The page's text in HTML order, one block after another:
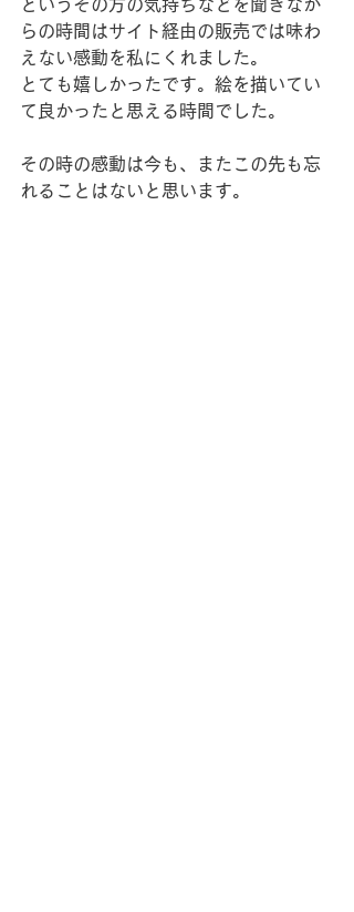
というその方の気持ちなどを聞きなが
らの時間はサイト経由の販売では味わ
えない感動を私にくれました。
とても嬉しかったです。絵を描いてい
て良かったと思える時間でした。
その時の感動は今も、またこの先も忘
れることはないと思います。